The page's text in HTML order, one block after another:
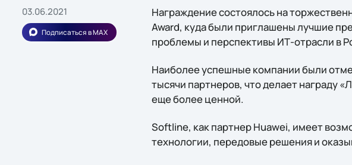
03.06.2021
Подписаться в MAX
Награждение состоялось на
Award, куда были приглашены лучшие
проблемы и перспективы ИТ-отрасли в
Наиболее успешные компании были
тысячи партнеров, что делает награду
еще более ценной.
Softline, как партнер Huawei, имеет
технологии, передовые решения и